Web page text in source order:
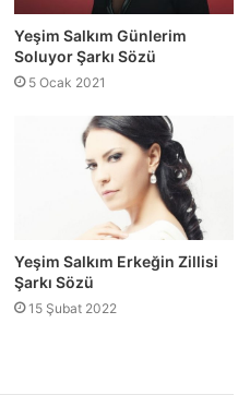
Yeşim Salkım Günlerim
Soluyor Şarkı Sözü
5 Ocak 2021
Yeşim Salkım Erkeğin Zillisi
Şarkı Sözü
15 Şubat 2022